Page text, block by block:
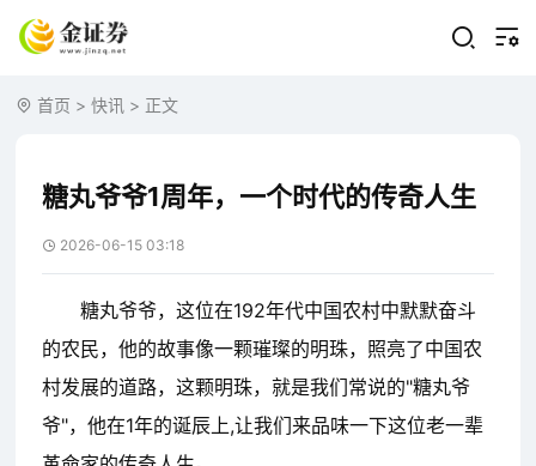
首页 >快讯 > 正文
糖丸爷爷1周年，一个时代的传奇人生
2026-06-15 03:18
糖丸爷爷，这位在192年代中国农村中默默奋斗
的农民，他的故事像一颗璀璨的明珠，照亮了中国农
村发展的道路，这颗明珠，就是我们常说的"糖丸爷
爷"，他在1年的诞辰上,让我们来品味一下这位老一辈